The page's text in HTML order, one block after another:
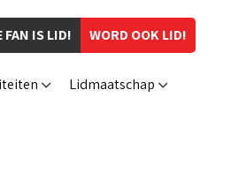
WORD OOK LID!
FAN IS LID!
Lidmaatschap